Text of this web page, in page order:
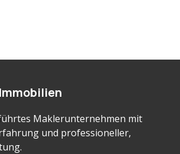
Maklerunternehmen mit
und professioneller,